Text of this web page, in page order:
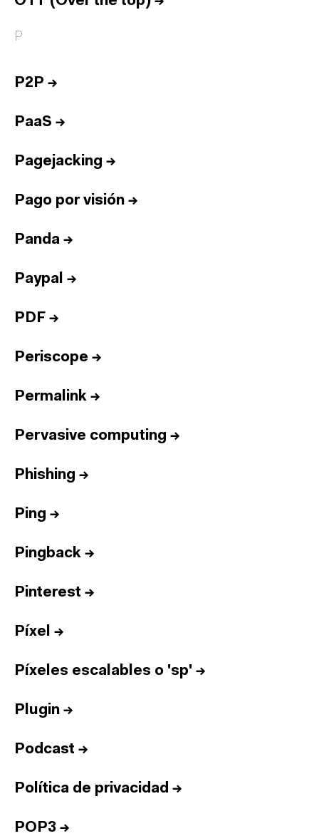
P
P2P →
PaaS →
Pagejacking →
Pago por visión →
Panda →
Paypal →
PDF →
Periscope →
Permalink →
Pervasive computing →
Phishing →
Ping →
Pingback →
Pinterest →
Píxel →
Píxeles escalables o 'sp' →
Plugin →
Podcast →
Política de privacidad →
POP3 →